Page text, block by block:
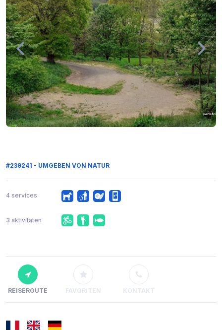
#239241 - UMGEBEN VON NATUR
4 services
3 aktivitäten
REISEROUTE FAVORITEN KONTAKT